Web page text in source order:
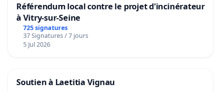
Référendum local contre le projet d'incinérateur
à Vitry-sur-Seine
725 signatures
37 Signatures / 7 jours
5 Jul 2026
Soutien à Laetitia Vignau